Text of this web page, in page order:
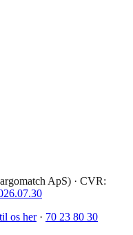
ApS) · CVR:
os her · 70 23 80 30